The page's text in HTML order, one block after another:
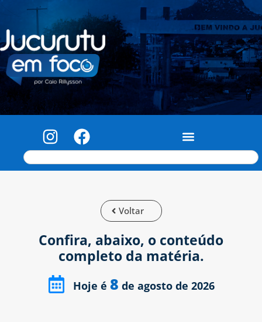
Voltar
Confira, abaixo, o conteúdo
completo da matéria.
Hoje é 8 de agosto de 2026